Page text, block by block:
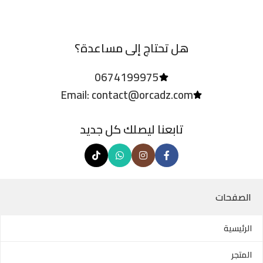
هل تحتاج إلى مساعدة؟
0674199975
Email: contact@orcadz.com
تابعنا ليصلك كل جديد
الصفحات
الرئيسية
المتجر